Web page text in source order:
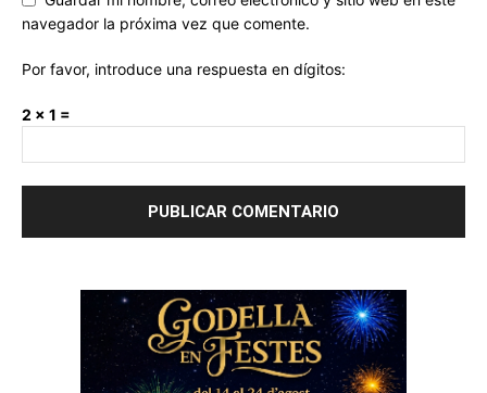
navegador la próxima vez que comente.
Por favor, introduce una respuesta en dígitos:
2 × 1 =